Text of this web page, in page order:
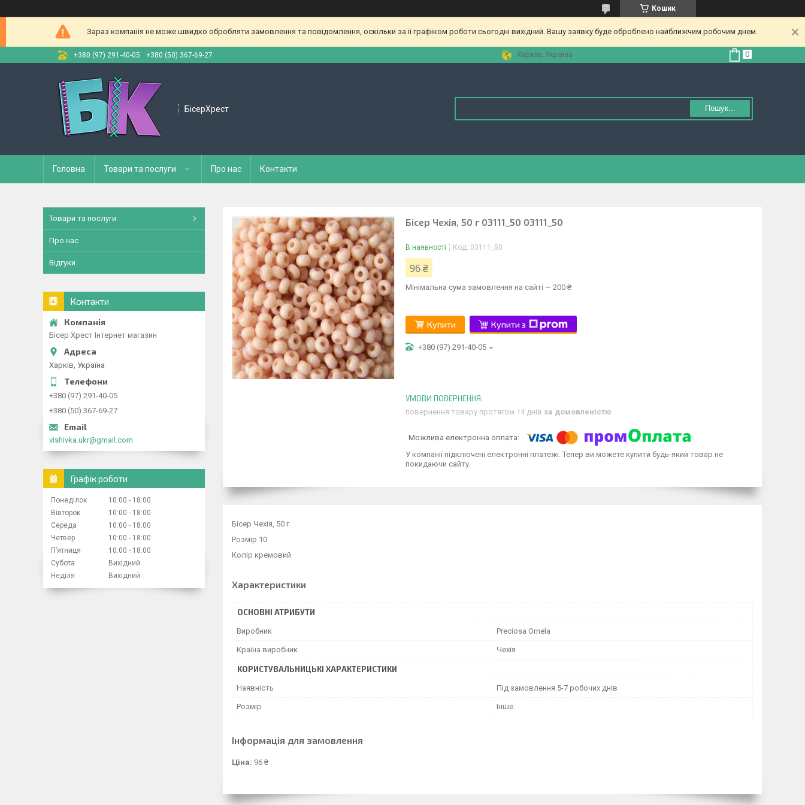
Кошик
Зараз компанія не може швидко обробляти замовлення та повідомлення, оскільки за її графіком роботи сьогодні вихідний. Вашу заявку буде оброблено найближчим робочим днем.
+380 (97) 291-40-05 +380 (50) 367-69-27 Харків, Україна
БісерХрест Пошук...
Головна Товари та послуги Про нас Контакти
Бісер Чехія, 50 г 03111_50 03111_50
В наявності Код: 03111_50
96 ₴
Мінімальна сума замовлення на сайті — 200 ₴
Купити Купити з
+380 (97) 291-40-05
повернення товару протягом 14 днів за домовленістю
У компанії підключені електронні платежі. Тепер ви можете купити будь-який товар не
покидаючи сайту.
Бісер Чехія, 50 г
Розмір 10
Колір кремовий
Характеристики
ОСНОВНІ АТРИБУТИ
Виробник Preciosa Ornela
Країна виробник Чехія
КОРИСТУВАЛЬНИЦЬКІ ХАРАКТЕРИСТИКИ
Наявність Під замовлення 5-7 робочих днів
Розмір Інше
Інформація для замовлення
Ціна: 96 ₴
Товари та послуги
Про нас
Відгуки
Контакти
Бісер Хрест Інтернет магазин
Харків, Україна
+380 (97) 291-40-05
+380 (50) 367-69-27
vishivka.ukr@gmail.com
Графік роботи
Понеділок 10:00
18:00
Вівторок
10:00
18:00
Середа
10:00
18:00
Четвер
10:00
18:00
Пʼятниця
10:00
18:00
Субота
Вихідний
Неділя
Вихідний